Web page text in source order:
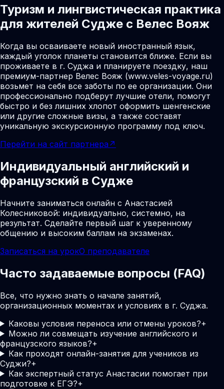
Туризм и лингвистическая практика
для жителей Судже с Велес Вояж
Когда вы осваиваете новый иностранный язык,
каждый уголок планеты становится ближе. Если вы
проживаете в г. Суджа и планируете поездку, наш
премиум-партнер Велес Вояж (www.veles-voyage.ru)
возьмет на себя все заботы по ее организации. Они
профессионально подберут лучшие отели, помогут
быстро и без лишних хлопот оформить шенгенские
или другие сложные визы, а также составят
уникальную экскурсионную программу под ключ.
Перейти на сайт партнера ↗
Индивидуальный английский и
французский в Судже
Начните заниматься онлайн с Анастасией
Колесниковой: индивидуально, системно, на
результат. Сделайте первый шаг к уверенному
общению и высоким баллам на экзаменах.
Записаться на урокО преподавателе
Часто задаваемые вопросы (FAQ)
Все, что нужно знать о начале занятий,
организационных моментах и условиях в г. Суджа.
Каковы условия переноса или отмены уроков?+
Можно ли совмещать изучение английского и
французского языков?+
Как проходят онлайн-занятия для учеников из
Суджи?+
Как экспертный статус Анастасии помогает при
подготовке к ЕГЭ?+